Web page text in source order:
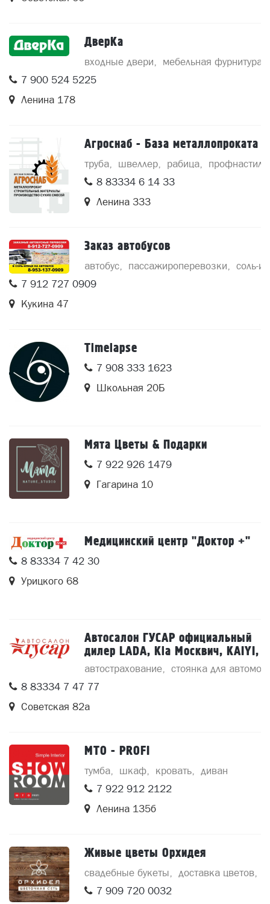
ДверКа
входные двери
мебельная фурнитура
7 900 524 5225
Ленина 178
Агроснаб - База металлопроката
труба швеллер рабица
профнастил
8 83334 6 14 33
Ленина 333
Заказ автобусов
автобус пассажироперевозки
соль-
7 912 727 0909
Кукина 47
Timelapse
7 908 333 1623
Школьная 20Б
Мята Цветы & Подарки
7 922 926 1479
Гагарина 10
Медицинский центр "Доктор +"
8 83334 7 42 30
Урицкого 68
Автосалон ГУСАР официальный
дилер LADA, Kia Москвич, KAIYI,
BAIC, SWM. Автосервис LECAR
автострахование
стоянка для
8 83334 7 47 77
Советская 82а
MTO - PROFI
тумба шкаф кровать
диван
7 922 912 2122
Ленина 135б
Живые цветы Орхидея
свадебные букеты доставка цветов
7 909 720 0032